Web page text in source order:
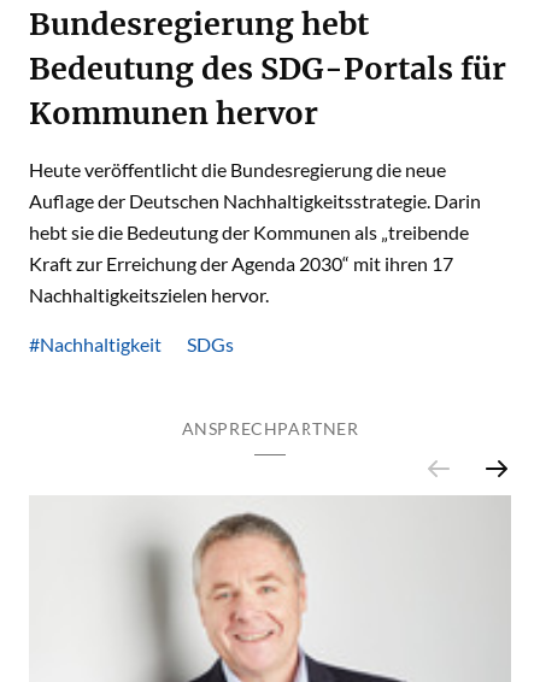
Bundesregierung hebt
Bedeutung des SDG-Portals für
Kommunen hervor
Heute veröffentlicht die Bundesregierung die neue
Auflage der Deutschen Nachhaltigkeitsstrategie. Darin
hebt sie die Bedeutung der Kommunen als „treibende
Kraft zur Erreichung der Agenda 2030“ mit ihren 17
Nachhaltigkeitszielen hervor.
#Nachhaltigkeit SDGs
ANSPRECHPARTNER